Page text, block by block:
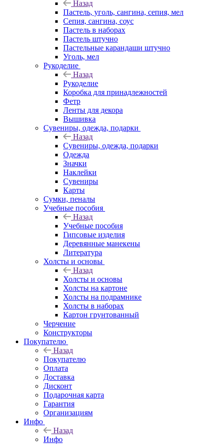
Назад
Пастель, уголь, сангина, сепия, мел
Сепия, сангина, соус
Пастель в наборах
Пастель штучно
Пастельные карандаши штучно
Уголь, мел
Рукоделие
Назад
Рукоделие
Коробка для принадлежностей
Фетр
Ленты для декора
Вышивка
Сувениры, одежда, подарки
Назад
Сувениры, одежда, подарки
Одежда
Значки
Наклейки
Сувениры
Карты
Сумки, пеналы
Учебные пособия
Назад
Учебные пособия
Гипсовые изделия
Деревянные манекены
Литература
Холсты и основы
Назад
Холсты и основы
Холсты на картоне
Холсты на подрамнике
Холсты в наборах
Картон грунтованный
Черчение
Конструкторы
Покупателю
Назад
Покупателю
Оплата
Доставка
Дисконт
Подарочная карта
Гарантия
Организациям
Инфо
Назад
Инфо